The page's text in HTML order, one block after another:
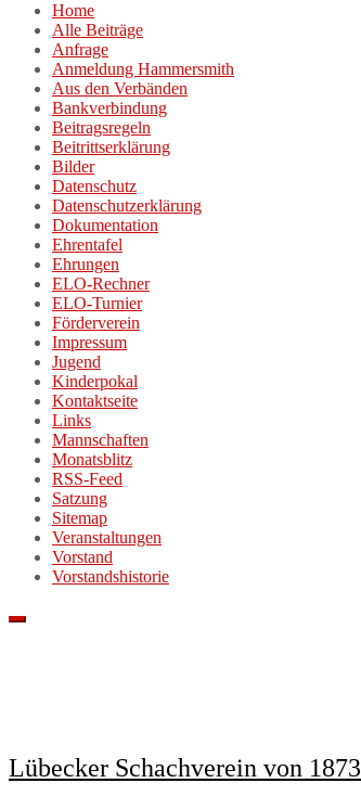
Home
Alle Beiträge
Anfrage
Anmeldung Hammersmith
Aus den Verbänden
Bankverbindung
Beitragsregeln
Beitrittserklärung
Bilder
Datenschutz
Datenschutzerklärung
Dokumentation
Ehrentafel
Ehrungen
ELO-Rechner
ELO-Turnier
Förderverein
Impressum
Jugend
Kinderpokal
Kontaktseite
Links
Mannschaften
Monatsblitz
RSS-Feed
Satzung
Sitemap
Veranstaltungen
Vorstand
Vorstandshistorie
Lübecker Schachverein von 1873